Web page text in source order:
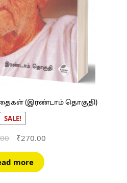
(இரண்டாம் தொகுதி)
SALE!
Original
was:
₹300.00.
₹270.00Current
more